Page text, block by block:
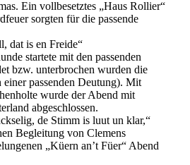
Ein vollbesetztes „Haus Rollier“
sorgten für die passende
dat is en Freide“
startete mit den passenden
bzw. unterbrochen wurden die
passenden Deutung). Mit
wurde der Abend mit
abgeschlossen.
de Stimm is luut un klar,“
Begleitung von Clemens
„Küern an’t Füer“ Abend